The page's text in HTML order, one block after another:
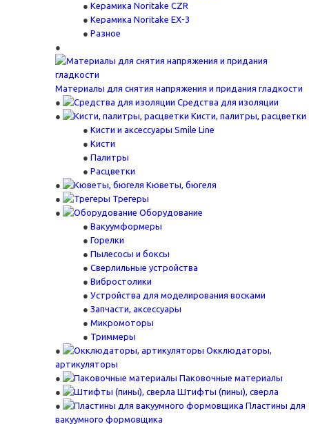
Керамика Noritake CZR
Керамика Noritake EX-3
Разное
Материалы для снятия напряжения и придания гладкости
Средства для изоляции
Кисти, палитры, расцветки
Кисти и аксессуары Smile Line
Кисти
Палитры
Расцветки
Кюветы, бюгеля
Трегеры
Оборудование
Вакуумформеры
Горелки
Пылесосы и боксы
Сверлильные устройства
Вибростолики
Устройства для моделирования восками
Запчасти, аксессуары
Микромоторы
Триммеры
Окклюдаторы,
артикуляторы
Паковочные материалы
Штифты (пины), сверла
Пластины для
вакуумного формовщика